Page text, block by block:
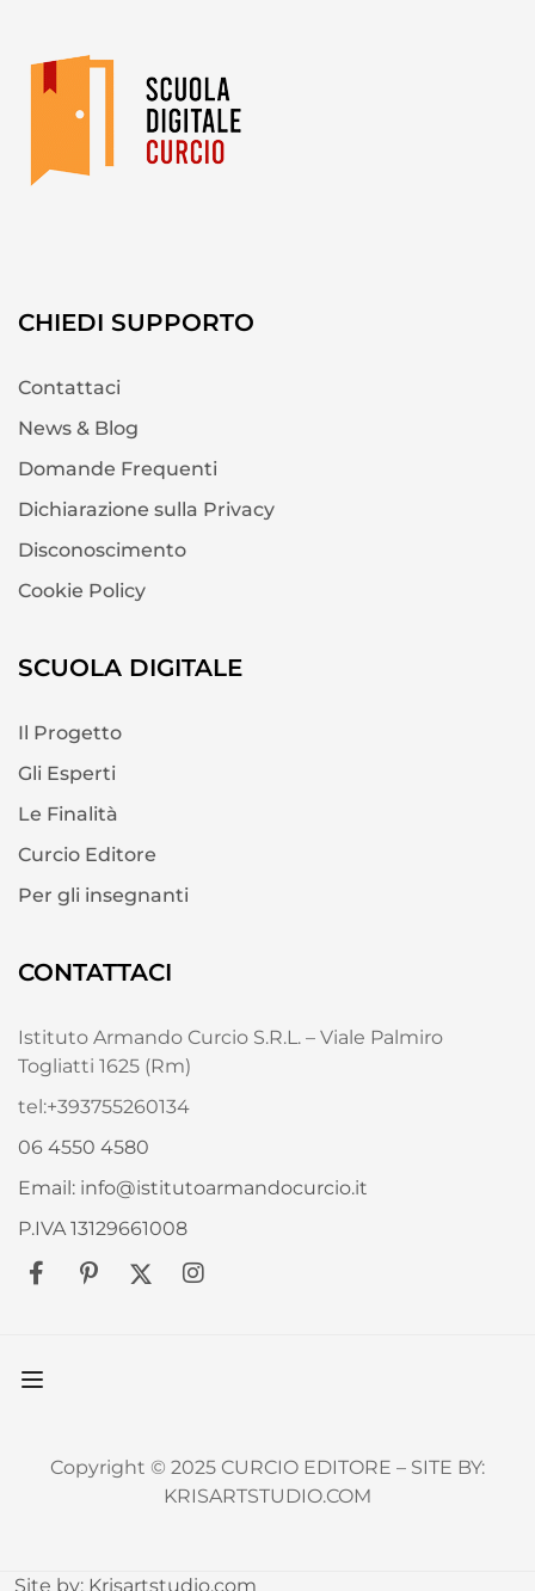
CHIEDI SUPPORTO
Contattaci
News & Blog
Domande Frequenti
Dichiarazione sulla Privacy
Disconoscimento
Cookie Policy
SCUOLA DIGITALE
Il Progetto
Gli Esperti
Le Finalità
Curcio Editore
Per gli insegnanti
CONTATTACI
Istituto Armando Curcio S.R.L. – Viale Palmiro
Togliatti 1625 (Rm)
tel:+393755260134
06 4550 4580
Email: info@istitutoarmandocurcio.it
P.IVA 13129661008
Copyright © 2025 CURCIO EDITORE – SITE BY:
KRISARTSTUDIO.COM
Site by: Krisartstudio.com